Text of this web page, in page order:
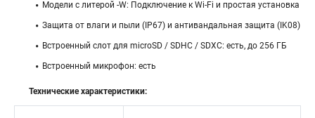
Модели с литерой -W: Подключение к Wi-Fi и простая установка
Защита от влаги и пыли (IP67) и антивандальная защита (IK08)
Встроенный слот для microSD / SDHC / SDXC: есть, до 256 ГБ
Встроенный микрофон: есть
Технические характеристики: